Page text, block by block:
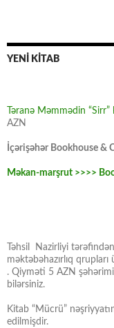
YENİ KİTAB
Təranə Məmmədin
AZN
İçərişəhər Bookhouse &
Məkan-marşrut >>>>
Təhsil Nazirliyi
məktəbəhazırlıq
. Qiyməti 5 AZN
bilərsiniz.
Kitab “Mücrü”
edilmişdir.